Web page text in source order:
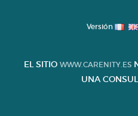
Versión
EL SITIO WWW.CARENITY.ES
UNA